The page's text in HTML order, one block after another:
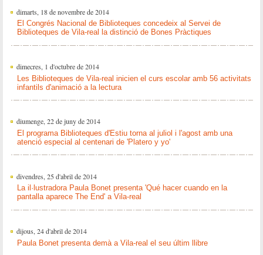
dimarts, 18 de novembre de 2014
El Congrés Nacional de Biblioteques concedeix al Servei de
Biblioteques de Vila-real la distinció de Bones Pràctiques
dimecres, 1 d'octubre de 2014
Les Biblioteques de Vila-real inicien el curs escolar amb 56 activitats
infantils d'animació a la lectura
diumenge, 22 de juny de 2014
El programa Biblioteques d'Estiu torna al juliol i l'agost amb una
atenció especial al centenari de 'Platero y yo'
divendres, 25 d'abril de 2014
La il·lustradora Paula Bonet presenta 'Qué hacer cuando en la
pantalla aparece The End' a Vila-real
dijous, 24 d'abril de 2014
Paula Bonet presenta demà a Vila-real el seu últim llibre